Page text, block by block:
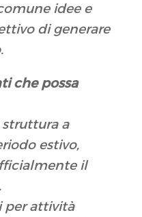
idee e
di generare
che possa
a
estivo,
il
per attività